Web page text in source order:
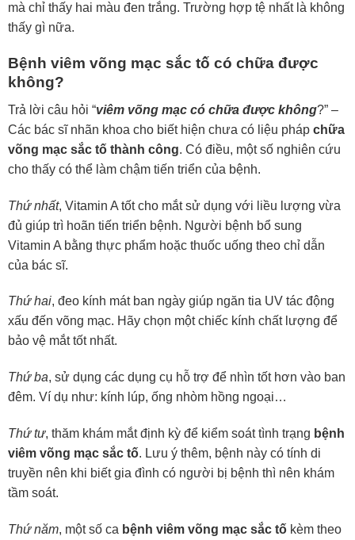
mà chỉ thấy hai màu đen trắng. Trường hợp tệ nhất là không
thấy gì nữa.
Bệnh viêm võng mạc sắc tố có chữa được
không?
Trả lời câu hỏi “viêm võng mạc có chữa được không?” –
Các bác sĩ nhãn khoa cho biết hiện chưa có liệu pháp chữa
võng mạc sắc tố thành công. Có điều, một số nghiên cứu
cho thấy có thể làm chậm tiến triển của bệnh.
Thứ nhất, Vitamin A tốt cho mắt sử dụng với liều lượng vừa
đủ giúp trì hoãn tiến triển bệnh. Người bệnh bổ sung
Vitamin A bằng thực phẩm hoặc thuốc uống theo chỉ dẫn
của bác sĩ.
Thứ hai, đeo kính mát ban ngày giúp ngăn tia UV tác động
xấu đến võng mạc. Hãy chọn một chiếc kính chất lượng để
bảo vệ mắt tốt nhất.
Thứ ba, sử dụng các dụng cụ hỗ trợ để nhìn tốt hơn vào ban
đêm. Ví dụ như: kính lúp, ống nhòm hồng ngoại…
Thứ tư, thăm khám mắt định kỳ để kiểm soát tình trạng bệnh
viêm võng mạc sắc tố. Lưu ý thêm, bệnh này có tính di
truyền nên khi biết gia đình có người bị bệnh thì nên khám
tầm soát.
Thứ năm, một số ca bệnh viêm võng mạc sắc tốkèm theo